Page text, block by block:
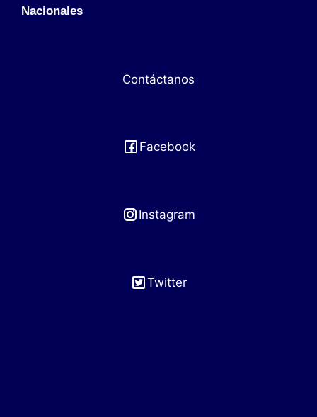
Nacionales
Contáctanos
Facebook
Instagram
Twitter